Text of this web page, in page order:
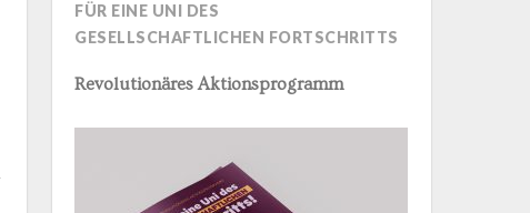
FÜR EINE UNI DES
GESELLSCHAFTLICHEN FORTSCHRITTS
Revolutionäres Aktionsprogramm